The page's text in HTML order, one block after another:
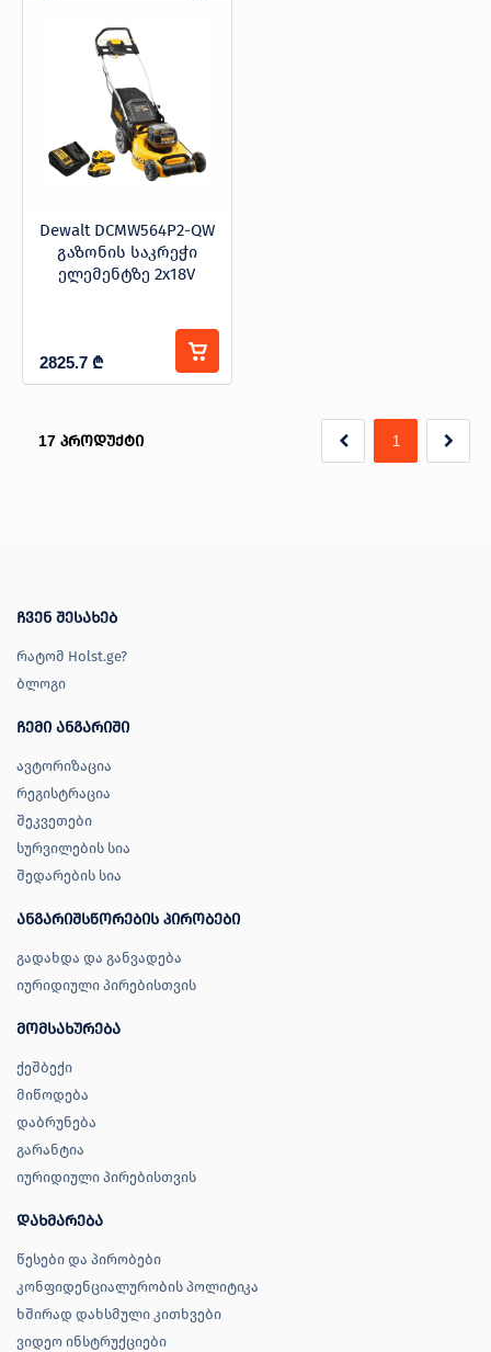
Dewalt DCMW564P2-QW
გაზონის საკრეჭი
ელემენტზე 2x18V
2825.7 ₾
17 პროდუქტი 1
ჩვენ შესახებ
რატომ Holst.ge?
ბლოგი
ჩემი ანგარიში
ავტორიზაცია
რეგისტრაცია
შეკვეთები
სურვილების სია
შედარების სია
ანგარიშსწორების პირობები
გადახდა და განვადება
იურიდიული პირებისთვის
მომსახურება
ქეშბექი
მიწოდება
დაბრუნება
გარანტია
იურიდიული პირებისთვის
დახმარება
წესები და პირობები
კონფიდენციალურობის პოლიტიკა
ხშირად დახსმული კითხვები
ვიდეო ინსტრუქციები